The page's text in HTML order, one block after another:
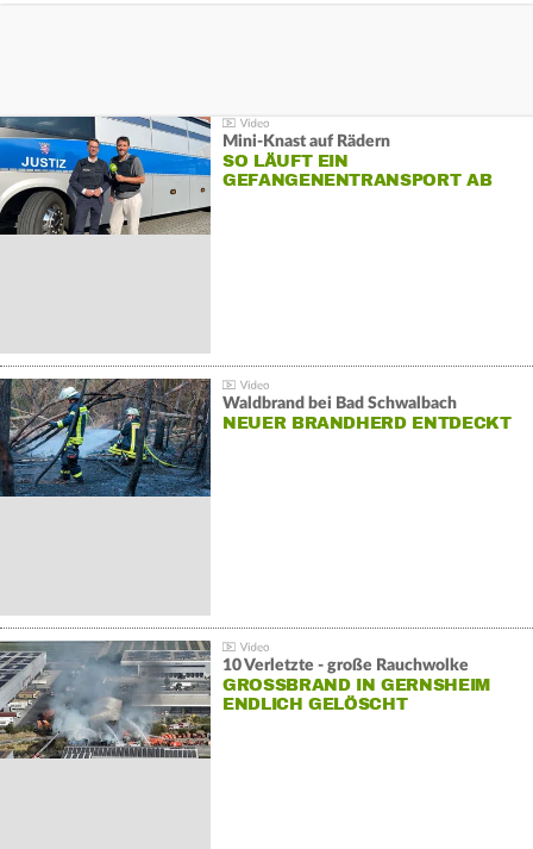
Mini-Knast auf Rädern
SO LÄUFT EIN
GEFANGENENTRANSPORT AB
Waldbrand bei Bad Schwalbach
NEUER BRANDHERD ENTDECKT
10 Verletzte - große Rauchwolke
GROSSBRAND IN GERNSHEIM E
NDLICH GELÖSCHT